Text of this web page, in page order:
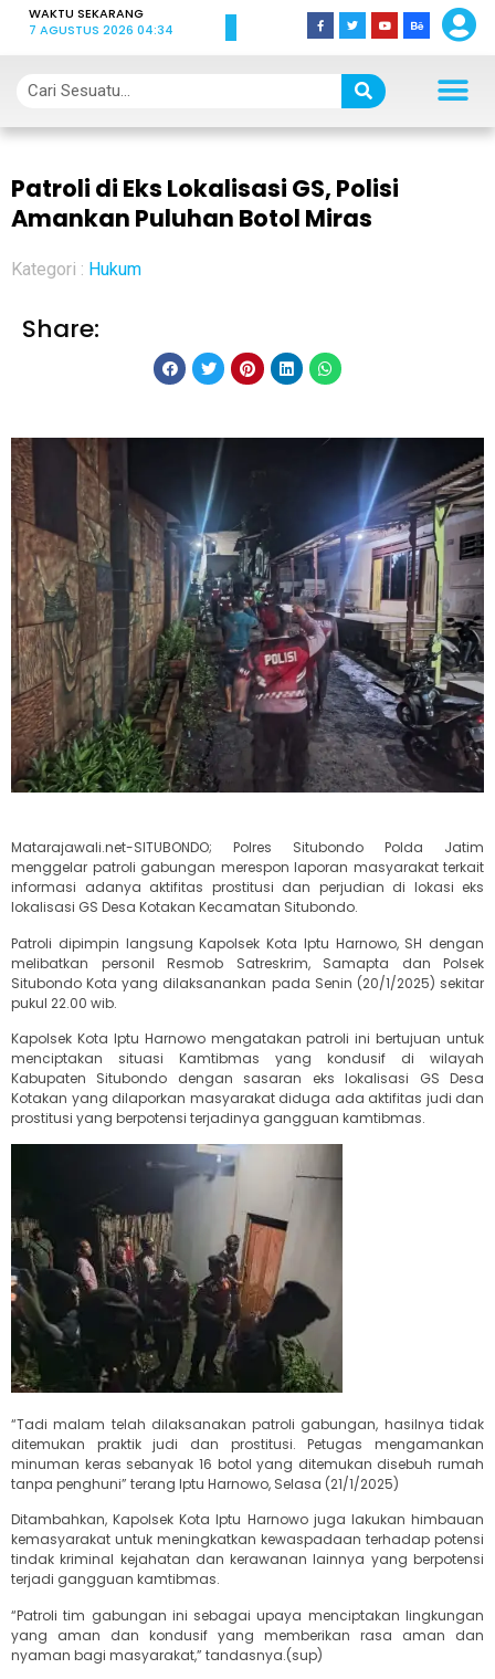
WAKTU SEKARANG
7 AGUSTUS 2026 04:34
Patroli di Eks Lokalisasi GS, Polisi
Amankan Puluhan Botol Miras
Kategori : Hukum
Share:
Matarajawali.net-SITUBONDO; Polres Situbondo Polda Jatim
menggelar patroli gabungan merespon laporan masyarakat terkait
informasi adanya aktifitas prostitusi dan perjudian di lokasi eks
lokalisasi GS Desa Kotakan Kecamatan Situbondo.
Patroli dipimpin langsung Kapolsek Kota Iptu Harnowo, SH dengan
melibatkan personil Resmob Satreskrim, Samapta dan Polsek
Situbondo Kota yang dilaksanankan pada Senin (20/1/2025) sekitar
pukul 22.00 wib.
Kapolsek Kota Iptu Harnowo mengatakan patroli ini bertujuan untuk
menciptakan situasi Kamtibmas yang kondusif di wilayah
Kabupaten Situbondo dengan sasaran eks lokalisasi GS Desa
Kotakan yang dilaporkan masyarakat diduga ada aktifitas judi dan
prostitusi yang berpotensi terjadinya gangguan kamtibmas.
“Tadi malam telah dilaksanakan patroli gabungan, hasilnya tidak
ditemukan praktik judi dan prostitusi. Petugas mengamankan
minuman keras sebanyak 16 botol yang ditemukan disebuh rumah
tanpa penghuni” terang Iptu Harnowo, Selasa (21/1/2025)
Ditambahkan, Kapolsek Kota Iptu Harnowo juga lakukan himbauan
kemasyarakat untuk meningkatkan kewaspadaan terhadap potensi
tindak kriminal kejahatan dan kerawanan lainnya yang berpotensi
terjadi gangguan kamtibmas.
“Patroli tim gabungan ini sebagai upaya menciptakan lingkungan
yang aman dan kondusif yang memberikan rasa aman dan
nyaman bagi masyarakat,” tandasnya.(sup)